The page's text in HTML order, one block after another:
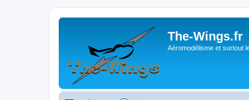
The-Wings.fr
Aéromodélisme et surtout